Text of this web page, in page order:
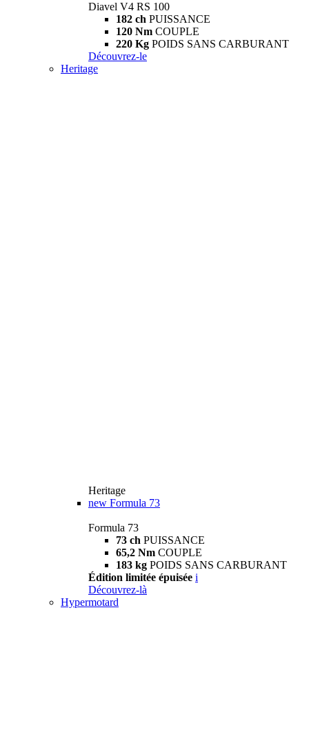
Diavel V4 RS 100
182 ch PUISSANCE
120 Nm COUPLE
220 Kg POIDS SANS CARBURANT
Découvrez-le
Heritage
Heritage
new Formula 73
Formula 73
73 ch PUISSANCE
65,2 Nm COUPLE
183 kg POIDS SANS CARBURANT
Édition limitée épuisée i
Découvrez-là
Hypermotard